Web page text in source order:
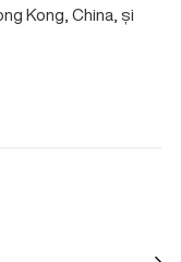
Kong, China, și